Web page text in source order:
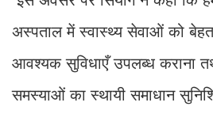
अस्पताल में स्वास्थ्य सेवाओं को
आवश्यक सुविधाएँ उपलब्ध कराना
समस्याओं का स्थायी समाधान